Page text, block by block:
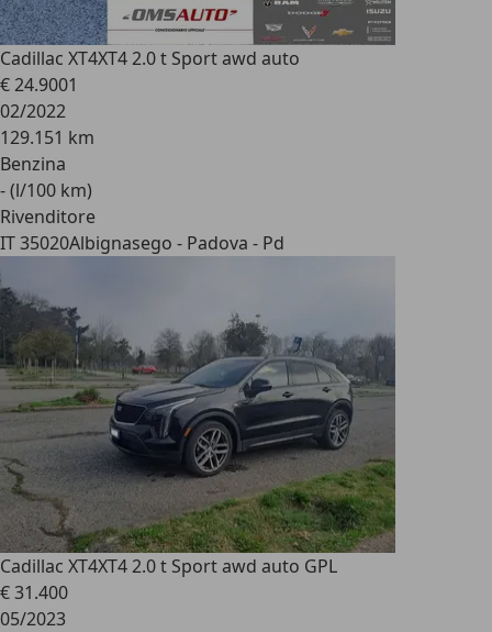
Cadillac XT4XT4 2.0 t Sport awd auto
€ 24.9001
02/2022
129.151 km
Benzina
- (l/100 km)
Rivenditore
IT 35020Albignasego - Padova - Pd
Cadillac XT4XT4 2.0 t Sport awd auto GPL
€ 31.400
05/2023